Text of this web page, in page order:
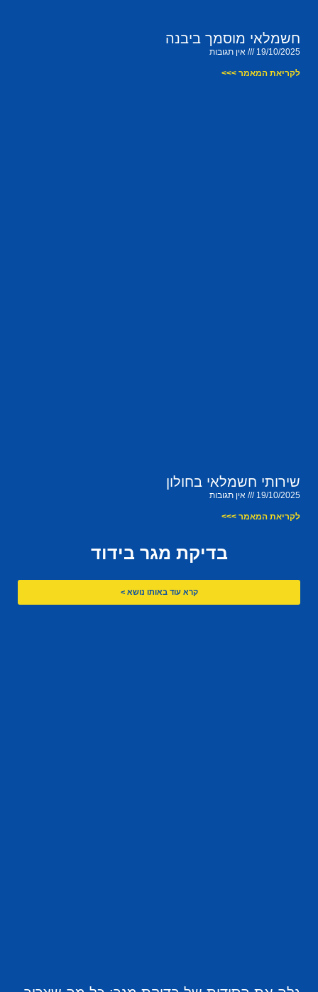
חשמלאי מוסמך ביבנה
19/10/2025 אין תגובות
לקריאת המאמר >>>
שירותי חשמלאי בחולון
19/10/2025 אין תגובות
לקריאת המאמר >>>
בדיקת מגר בידוד
קרא עוד באותו נושא >